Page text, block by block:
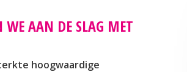
WE AAN DE SLAG MET
hoogwaardige